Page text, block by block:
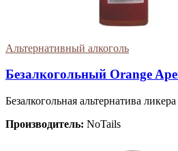
Альтернативный алкоголь
Безалкогольный Orange
Безалкогольная альтернатива
Производитель: NoTails